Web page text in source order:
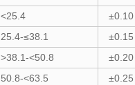
<25.4
±0.10
25.4-≤38.1
±0.15
>38.1-<50.8
±0.20
50.8-<63.5
±0.25